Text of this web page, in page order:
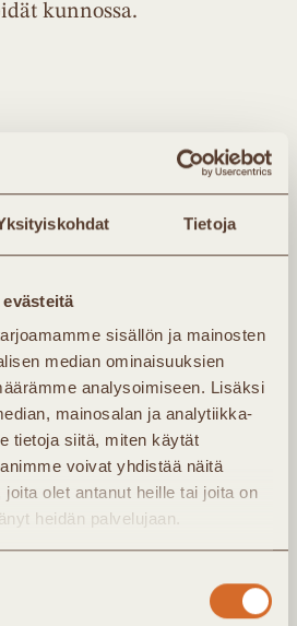
Tietoja
sisällön ja mainosten
median ominaisuuksien
analysoimiseen. Lisäksi
mainosalan ja analytiikka-
tietoja siitä, miten käytät
voivat yhdistää näitä
olet antanut heille tai joita on
heidän palvelujaan.
kunnossa.
uutiskirje lähetetään noin 4
saat tietoa
ja tapahtumista. Jäsenet
kerran kuukaudessa
ajankohtaista infoa